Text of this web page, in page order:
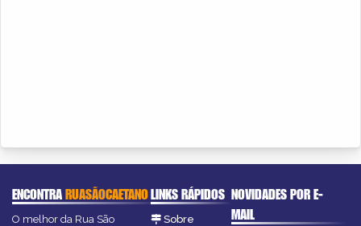
ENCONTRARUASÃOCAETANO
O melhor da Rua São
LINKS RÁPIDOS
Sobre
NOVIDADES POR E-
MAIL